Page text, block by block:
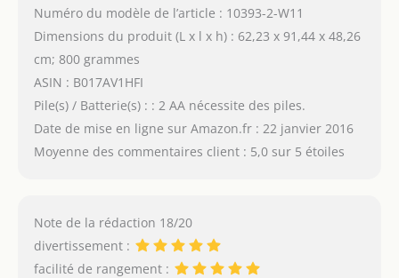
Numéro du modèle de l’article : 10393-2-W11
Dimensions du produit (L x l x h) : 62,23 x 91,44 x 48,26
cm; 800 grammes
ASIN : B017AV1HFI
Pile(s) / Batterie(s) : : 2 AA nécessite des piles.
Date de mise en ligne sur Amazon.fr : 22 janvier 2016
Moyenne des commentaires client : 5,0 sur 5 étoiles
Note de la rédaction 18/20
divertissement :
facilité de rangement :